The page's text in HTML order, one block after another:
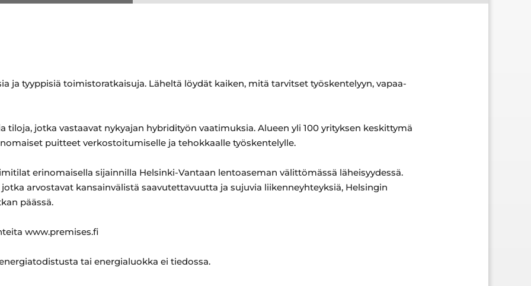
ja tyyppisiä toimistoratkaisuja. Läheltä löydät kaiken, mitä tarvitset työskentelyyn, vapaa-
tiloja, jotka vastaavat nykyajan hybridityön vaatimuksia. Alueen yli 100 yrityksen keskittymä
puitteet verkostoitumiselle ja tehokkaalle työskentelylle.
erinomaisella sijainnilla Helsinki-Vantaan lentoaseman välittömässä läheisyydessä.
arvostavat kansainvälistä saavutettavuutta ja sujuvia liikenneyhteyksiä, Helsingin
päässä.
www.premises.fi
tai energialuokka ei tiedossa.